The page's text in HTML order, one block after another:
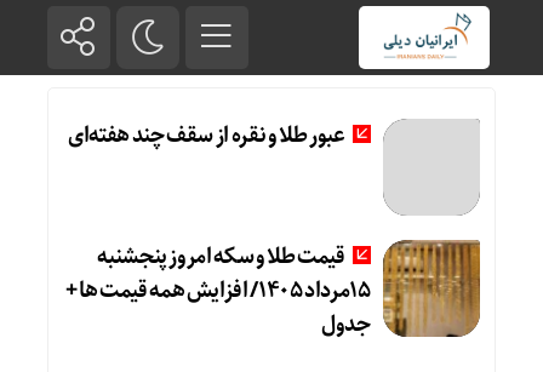
عبور طلا و نقره از سقف چند هفته‌ای
قیمت طلا و سکه امروز پنجشنبه
۱۵مرداد ۱۴۰۵/ افزایش همه قیمت ها +
جدول